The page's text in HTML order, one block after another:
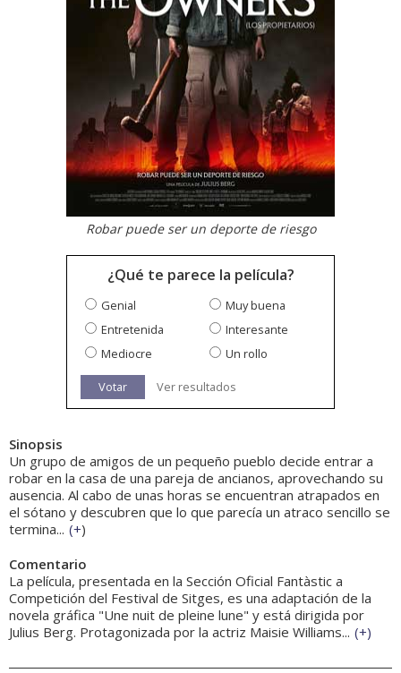
Robar puede ser un deporte de riesgo
¿Qué te parece la película?
Genial
Muy buena
Entretenida
Interesante
Mediocre
Un rollo
Votar Ver resultados
Sinopsis
Un grupo de amigos de un pequeño pueblo decide entrar a
robar en la casa de una pareja de ancianos, aprovechando su
ausencia. Al cabo de unas horas se encuentran atrapados en
el sótano y descubren que lo que parecía un atraco sencillo se
termina... (+)
Comentario
La película, presentada en la Sección Oficial Fantàstic a
Competición del Festival de Sitges, es una adaptación de la
novela gráfica "Une nuit de pleine lune" y está dirigida por
Julius Berg. Protagonizada por la actriz Maisie Williams... (+)